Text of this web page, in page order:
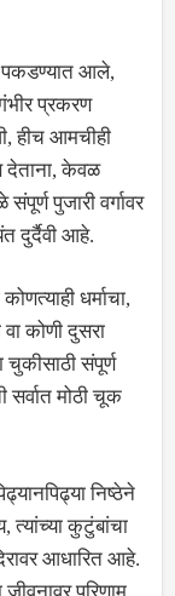
पकडण्यात आले,
प्रकरण
हीच आमचीही
देताना, केवळ
पुजारी वर्गावर
दुर्दैवी आहे.
धर्माचा,
कोणी दुसरा
चुकीसाठी संपूर्ण
सर्वात मोठी चूक
निष्ठेने
कुटुंबांचा
आधारित आहे.
परिणाम